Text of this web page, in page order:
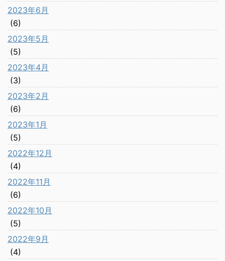
2023年6月
(6)
2023年5月
(5)
2023年4月
(3)
2023年2月
(6)
2023年1月
(5)
2022年12月
(4)
2022年11月
(6)
2022年10月
(5)
2022年9月
(4)